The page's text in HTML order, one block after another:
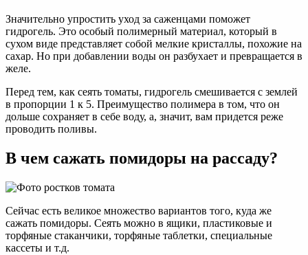
Значительно упростить уход за саженцами поможет
гидрогель. Это особый полимерный материал, который в
сухом виде представляет собой мелкие кристаллы, похожие на
сахар. Но при добавлении воды он разбухает и превращается в
желе.
Перед тем, как сеять томаты, гидрогель смешивается с землей
в пропорции 1 к 5. Преимущество полимера в том, что он
дольше сохраняет в себе воду, а, значит, вам придется реже
проводить поливы.
В чем сажать помидоры на рассаду?
Сейчас есть великое множество вариантов того, куда же
сажать помидоры. Сеять можно в ящики, пластиковые и
торфяные стаканчики, торфяные таблетки, специальные
кассеты и т.д.